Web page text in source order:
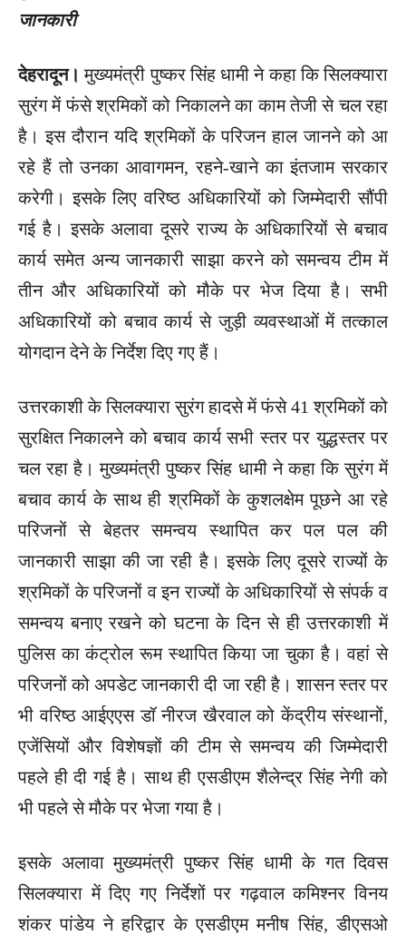
जानकारी
देहरादून। मुख्यमंत्री पुष्कर सिंह धामी ने कहा कि सिलक्यारा
सुरंग में फंसे श्रमिकों को निकालने का काम तेजी से चल रहा
है। इस दौरान यदि श्रमिकों के परिजन हाल जानने को आ
रहे हैं तो उनका आवागमन, रहने-खाने का इंतजाम सरकार
करेगी। इसके लिए वरिष्ठ अधिकारियों को जिम्मेदारी सौंपी
गई है। इसके अलावा दूसरे राज्य के अधिकारियों से बचाव
कार्य समेत अन्य जानकारी साझा करने को समन्वय टीम में
तीन और अधिकारियों को मौके पर भेज दिया है। सभी
अधिकारियों को बचाव कार्य से जुड़ी व्यवस्थाओं में तत्काल
योगदान देने के निर्देश दिए गए हैं।
उत्तरकाशी के सिलक्यारा सुरंग हादसे में फंसे 41 श्रमिकों को
सुरक्षित निकालने को बचाव कार्य सभी स्तर पर युद्धस्तर पर
चल रहा है। मुख्यमंत्री पुष्कर सिंह धामी ने कहा कि सुरंग में
बचाव कार्य के साथ ही श्रमिकों के कुशलक्षेम पूछने आ रहे
परिजनों से बेहतर समन्वय स्थापित कर पल पल की
जानकारी साझा की जा रही है। इसके लिए दूसरे राज्यों के
श्रमिकों के परिजनों व इन राज्यों के अधिकारियों से संपर्क व
समन्वय बनाए रखने को घटना के दिन से ही उत्तरकाशी में
पुलिस का कंट्रोल रूम स्थापित किया जा चुका है। वहां से
परिजनों को अपडेट जानकारी दी जा रही है। शासन स्तर पर
भी वरिष्ठ आईएएस डॉ नीरज खैरवाल को केंद्रीय संस्थानों,
एजेंसियों और विशेषज्ञों की टीम से समन्वय की जिम्मेदारी
पहले ही दी गई है। साथ ही एसडीएम शैलेन्द्र सिंह नेगी को
भी पहले से मौके पर भेजा गया है।
इसके अलावा मुख्यमंत्री पुष्कर सिंह धामी के गत दिवस
सिलक्यारा में दिए गए निर्देशों पर गढ़वाल कमिश्नर विनय
शंकर पांडेय ने हरिद्वार के एसडीएम मनीष सिंह, डीएसओ